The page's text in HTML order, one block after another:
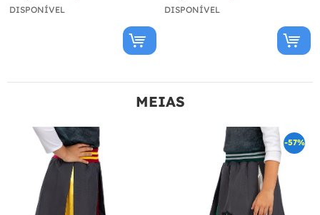
DISPONÍVEL DISPONÍVEL
MEIAS
-57%